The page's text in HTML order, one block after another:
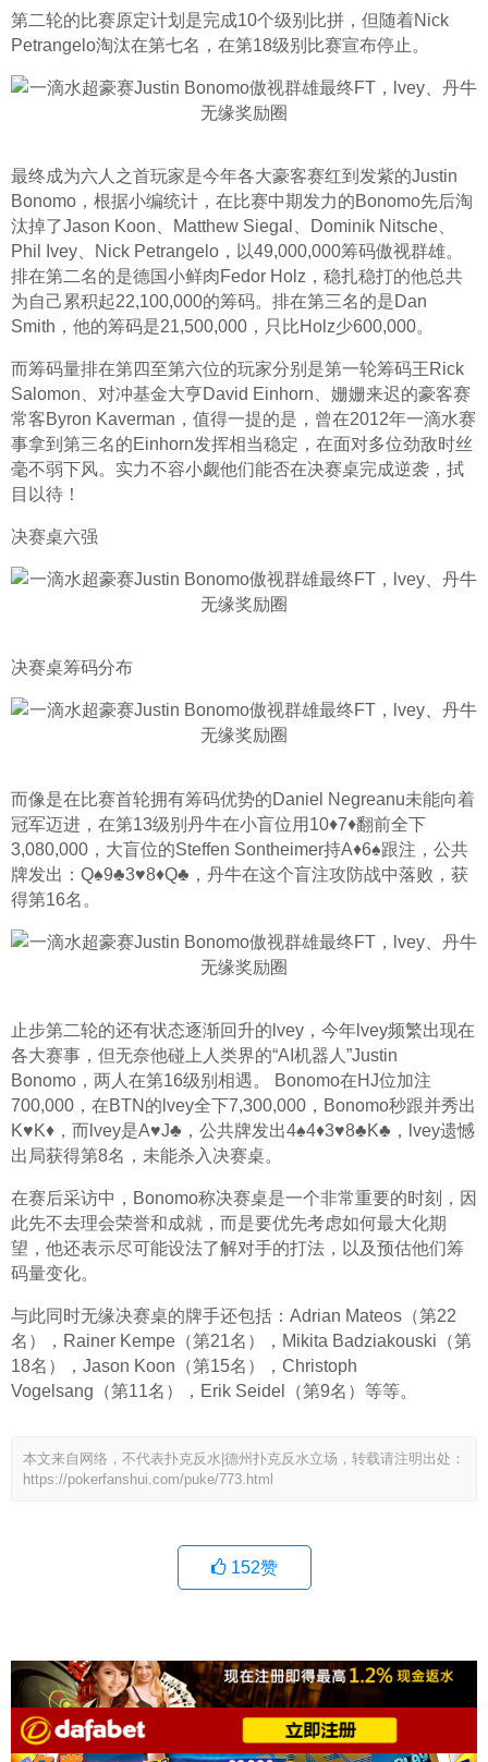
第二轮的比赛原定计划是完成10个级别比拼，但随着Nick
Petrangelo淘汰在第七名，在第18级别比赛宣布停止。
最终成为六人之首玩家是今年各大豪客赛红到发紫的Justin
Bonomo，根据小编统计，在比赛中期发力的Bonomo先后淘
汰掉了Jason Koon、Matthew Siegal、Dominik Nitsche、
Phil Ivey、Nick Petrangelo，以49,000,000筹码傲视群雄。
排在第二名的是德国小鲜肉Fedor Holz，稳扎稳打的他总共
为自己累积起22,100,000的筹码。排在第三名的是Dan
Smith，他的筹码是21,500,000，只比Holz少600,000。
而筹码量排在第四至第六位的玩家分别是第一轮筹码王Rick
Salomon、对冲基金大亨David Einhorn、姗姗来迟的豪客赛
常客Byron Kaverman，值得一提的是，曾在2012年一滴水赛
事拿到第三名的Einhorn发挥相当稳定，在面对多位劲敌时丝
毫不弱下风。实力不容小觑他们能否在决赛桌完成逆袭，拭
目以待！
决赛桌六强
决赛桌筹码分布
而像是在比赛首轮拥有筹码优势的Daniel Negreanu未能向着
冠军迈进，在第13级别丹牛在小盲位用10♦7♦翻前全下
3,080,000，大盲位的Steffen Sontheimer持A♦6♠跟注，公共
牌发出：Q♠9♣3♥8♦Q♣，丹牛在这个盲注攻防战中落败，获
得第16名。
止步第二轮的还有状态逐渐回升的lvey，今年lvey频繁出现在
各大赛事，但无奈他碰上人类界的“AI机器人”Justin
Bonomo，两人在第16级别相遇。 Bonomo在HJ位加注
700,000，在BTN的lvey全下7,300,000，Bonomo秒跟并秀出
K♥K♦，而lvey是A♥J♣，公共牌发出4♠4♦3♥8♣K♣，lvey遗憾
出局获得第8名，未能杀入决赛桌。
在赛后采访中，Bonomo称决赛桌是一个非常重要的时刻，因
此先不去理会荣誉和成就，而是要优先考虑如何最大化期
望，他还表示尽可能设法了解对手的打法，以及预估他们筹
码量变化。
与此同时无缘决赛桌的牌手还包括：Adrian Mateos（第22
名），Rainer Kempe（第21名），Mikita Badziakouski（第
18名），Jason Koon（第15名），Christoph
Vogelsang（第11名），Erik Seidel（第9名）等等。
本文来自网络，不代表扑克反水|德州扑克反水立场，转载请注明出处：
https://pokerfanshui.com/puke/773.html
152赞